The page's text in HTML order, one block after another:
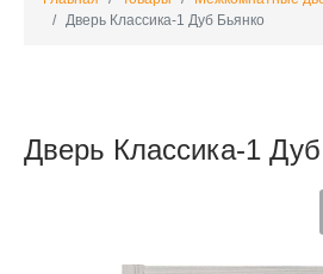
Дверь Классика-1 Дуб Бьянко
Дверь Классика-1